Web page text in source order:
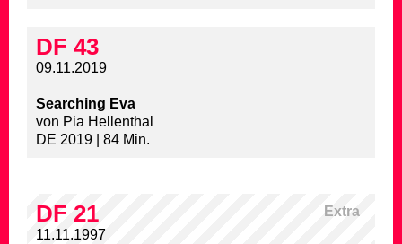
DF 43
09.11.2019
Searching Eva
von Pia Hellenthal
DE 2019 | 84 Min.
Extra
DF 21
11.11.1997